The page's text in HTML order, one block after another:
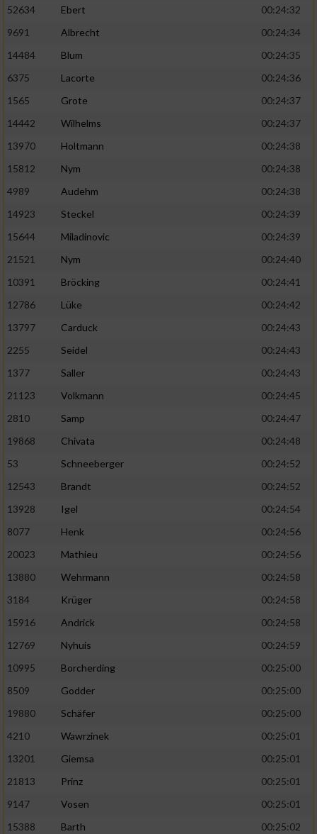
52634
Ebert
00:24:32
9691
Albrecht
00:24:34
14484
Blum
00:24:35
6375
Lacorte
00:24:36
1565
Grote
00:24:37
14442
Wilhelms
00:24:37
13970
Holtmann
00:24:38
15812
Nym
00:24:38
4989
Audehm
00:24:38
14923
Steckel
00:24:39
15644
Miladinovic
00:24:39
21521
Nym
00:24:40
10391
Bröcking
00:24:41
12786
Lüke
00:24:42
13797
Carduck
00:24:43
2255
Seidel
00:24:43
1377
Saller
00:24:43
21123
Volkmann
00:24:45
2810
Samp
00:24:47
19868
Chivata
00:24:48
53
Schneeberger
00:24:52
12543
Brandt
00:24:52
13928
Igel
00:24:54
8077
Henk
00:24:56
20023
Mathieu
00:24:56
13880
Wehrmann
00:24:58
3184
Krüger
00:24:58
15916
Andrick
00:24:58
12769
Nyhuis
00:24:59
10995
Borcherding
00:25:00
8509
Godder
00:25:00
19880
Schäfer
00:25:00
4210
Wawrzinek
00:25:01
13201
Giemsa
00:25:01
21813
Prinz
00:25:01
9147
Vosen
00:25:01
15388
Barth
00:25:02